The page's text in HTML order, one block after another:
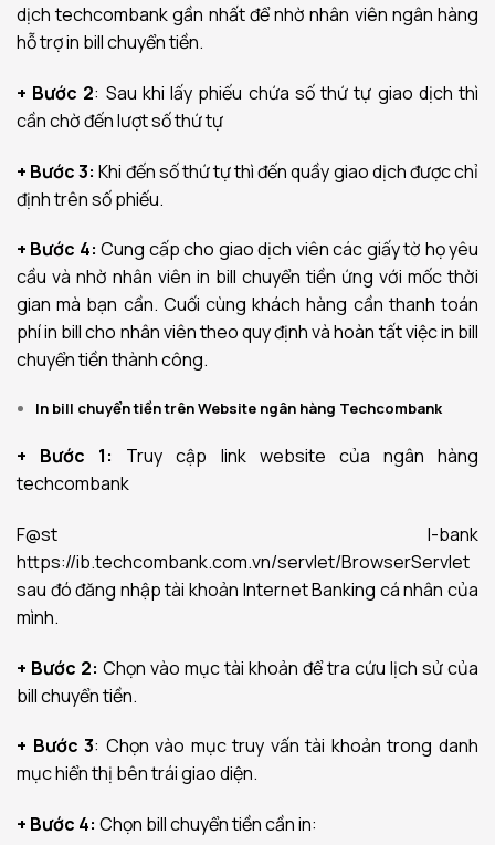
dịch techcombank gần nhất để nhờ nhân viên ngân hàng
hỗ trợ in bill chuyển tiền.
+ Bước 2: Sau khi lấy phiếu chứa số thứ tự giao dịch thì
cần chờ đến lượt số thứ tự
+ Bước 3: Khi đến số thứ tự thì đến quầy giao dịch được chỉ
định trên số phiếu.
+ Bước 4: Cung cấp cho giao dịch viên các giấy tờ họ yêu
cầu và nhờ nhân viên in bill chuyển tiền ứng với mốc thời
gian mà bạn cần. Cuối cùng khách hàng cần thanh toán
phí in bill cho nhân viên theo quy định và hoàn tất việc in bill
chuyển tiền thành công.
In bill chuyển tiền trên Website ngân hàng Techcombank
+ Bước 1:
Truy cập link website của ngân hàng
techcombank
F@st I-bank
https://ib.techcombank.com.vn/servlet/BrowserServlet
sau đó đăng nhập tài khoản Internet Banking cá nhân của
mình.
+ Bước 2: Chọn vào mục tài khoản để tra cứu lịch sử của
bill chuyển tiền.
+ Bước 3: Chọn vào mục truy vấn tài khoản trong danh
mục hiển thị bên trái giao diện.
+ Bước 4: Chọn bill chuyển tiền cần in: